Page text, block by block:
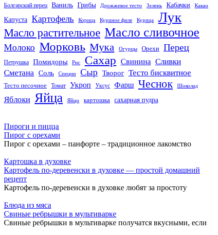
Болгарский перец Ваниль Грибы Дрожжевое тесто Зелень Кабачки Какао
Капуста Картофель Корица Куриное филе Курица Лук
Масло растительное Масло сливочное
Молоко Морковь Мука Огурцы Орехи Перец
Петрушка Помидоры Рис Сахар Свинина Сливки
Сметана
Соль Специи Сыр Творог Тесто бисквитное
Тесто песочное Томат Укроп Уксус Фарш Чеснок Шоколад
Яблоки Яйца Яйцо картошка сахарная пудра
Пироги и пицца
Пирог с орехами
Пирог с орехами – панфорте – традиционное лакомство
Картошка в духовке
Картофель по-деревенски в духовке — простой домашний
рецепт
Картофель по-деревенски в духовке любят за простоту
Блюда из мяса
Cвиные ребрышки в мультиварке
Cвиные ребрышки в мультиварке получатся вкусными, если